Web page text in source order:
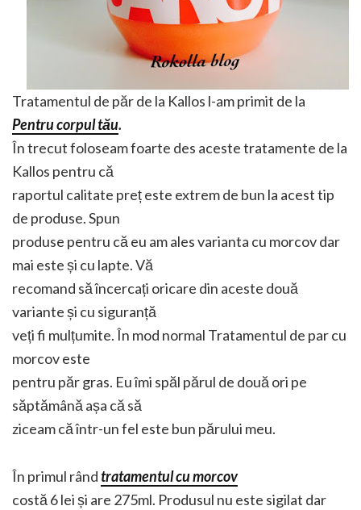
Tratamentul de păr de la Kallos l-am primit de la
Pentru corpul tău.
În trecut foloseam foarte des aceste tratamente de la
Kallos pentru că
raportul calitate preț este extrem de bun la acest tip
de produse. Spun
produse pentru că eu am ales varianta cu morcov dar
mai este și cu lapte. Vă
recomand să încercați oricare din aceste două
variante și cu siguranță
veți fi mulțumite. În mod normal Tratamentul de par cu
morcov este
pentru păr gras. Eu îmi spăl părul de două ori pe
săptămână așa că să
ziceam că într-un fel este bun părului meu.
În primul rândtratamentul cu morcov
costă 6 lei și are 275ml. Produsul nu este sigilat dar